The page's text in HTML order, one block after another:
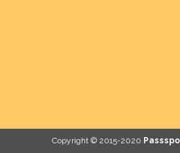
Copyright © 2015-2020